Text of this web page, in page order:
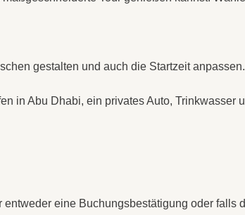
gestalten und auch die Startzeit anpassen.
in Abu Dhabi, ein privates Auto,
eine Buchungsbestätigung oder falls